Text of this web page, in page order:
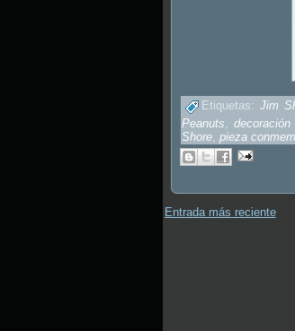
Etiquetas: Jim
Peanuts,
Shore, pieza
Entrada más reciente